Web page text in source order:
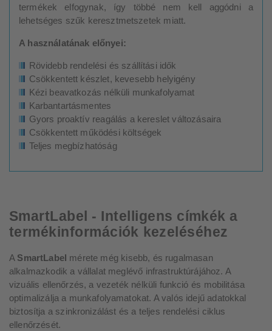
termékek elfogynak, így többé nem kell aggódni a
lehetséges szűk keresztmetszetek miatt.
A használatának előnyei:
Rövidebb rendelési és szállítási idők
Csökkentett készlet, kevesebb helyigény
Kézi beavatkozás nélküli munkafolyamat
Karbantartásmentes
Gyors proaktív reagálás a kereslet változásaira
Csökkentett működési költségek
Teljes megbízhatóság
SmartLabel - Intelligens címkék a
termékinformációk kezeléséhez
A SmartLabel mérete még kisebb, és rugalmasan
alkalmazkodik a vállalat meglévő infrastruktúrájához. A
vizuális ellenőrzés, a vezeték nélküli funkció és mobilitása
optimalizálja a munkafolyamatokat. A valós idejű adatokkal
biztosítja a szinkronizálást és a teljes rendelési ciklus
ellenőrzését.